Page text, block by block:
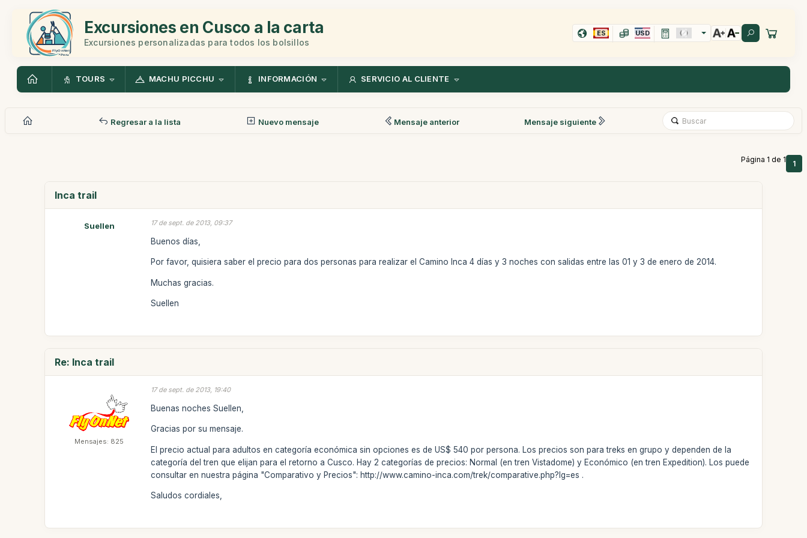
Excursiones en Cusco a la carta
Excursiones personalizadas para todos los bolsillos
ES USD
TOURS MACHU PICCHU INFORMACIÓN SERVICIO AL CLIENTE
Regresar a la lista Nuevo mensaje Mensaje anterior Mensaje siguiente
Página 1 de 1 1
Inca trail
Suellen 17 de sept. de 2013, 09:37
Buenos días,
Por favor, quisiera saber el precio para dos personas para realizar el Camino Inca 4 días y 3 noches con salidas entre las 01 y 3 de enero de 2014.
Muchas gracias.
Suellen
Re: Inca trail
Mensajes: 825
17 de sept. de 2013, 19:40
Buenas noches Suellen,
Gracias por su mensaje.
El precio actual para adultos en categoría económica sin opciones es de US$ 540 por persona. Los precios son para treks en grupo y dependen de la
categoría del tren que elijan para el retorno a Cusco. Hay 2 categorías de precios: Normal (en tren Vistadome) y Económico (en tren Expedition). Los puede
consultar en nuestra página "Comparativo y Precios": http://www.camino-inca.com/trek/comparative.php?lg=es .
Saludos cordiales,